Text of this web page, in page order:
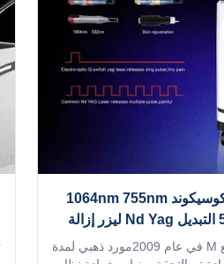
750ps بيكوسيكوند 1064nm 755nm
532nm Q التبديل Nd Yag ليزر إزالة
ليزر آلة السعر
تم إنشاء مصنع M في عام 2009مورد ذهبي لمدة